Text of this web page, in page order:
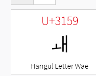
U+3159
ㅙ
Hangul Letter Wae